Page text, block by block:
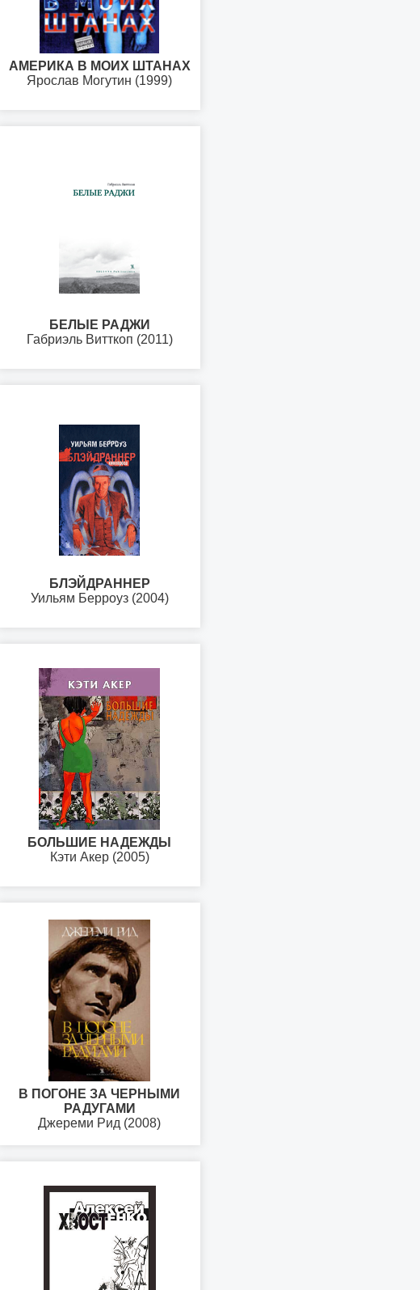
АМЕРИКА В МОИХ ШТАНАХ
Ярослав Могутин (1999)
БЕЛЫЕ РАДЖИ
Габриэль Витткоп (2011)
БЛЭЙДРАННЕР
Уильям Берроуз (2004)
БОЛЬШИЕ НАДЕЖДЫ
Кэти Акер (2005)
В ПОГОНЕ ЗА ЧЕРНЫМИ
РАДУГАМИ
Джереми Рид (2008)